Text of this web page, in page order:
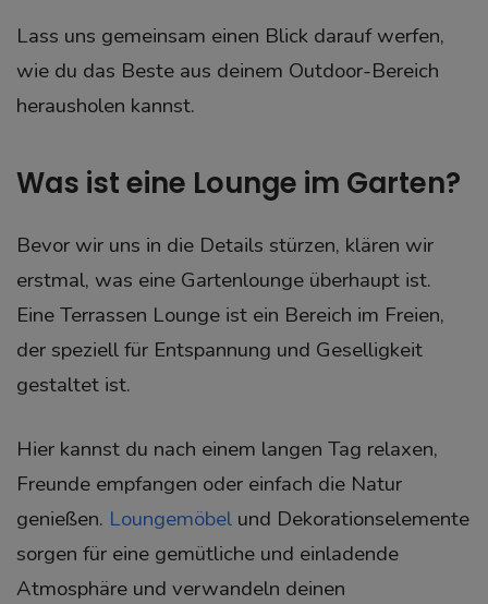
Lass uns gemeinsam einen Blick darauf werfen,
wie du das Beste aus deinem Outdoor-Bereich
herausholen kannst.
Was ist eine Lounge im Garten?
Bevor wir uns in die Details stürzen, klären wir
erstmal, was eine Gartenlounge überhaupt ist.
Eine Terrassen Lounge ist ein Bereich im Freien,
der speziell für Entspannung und Geselligkeit
gestaltet ist.
Hier kannst du nach einem langen Tag relaxen,
Freunde empfangen oder einfach die Natur
genießen. Loungemöbel und Dekorationselemente
sorgen für eine gemütliche und einladende
Atmosphäre und verwandeln deinen